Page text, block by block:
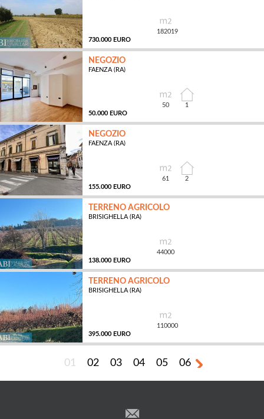
730.000 EURO
182019
NEGOZIO
FAENZA (RA)
50.000 EURO
50 1
NEGOZIO
FAENZA (RA)
155.000 EURO
61 2
TERRENO AGRICOLO
BRISIGHELLA (RA)
138.000 EURO
44000
TERRENO AGRICOLO
BRISIGHELLA (RA)
395.000 EURO
110000
01 02 03 04 05 06